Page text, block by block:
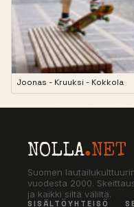
Joonas - Kruuksi - Kokkola
NOLLA.NET
Suomen
vuodesta 2000.
ja kaikki siltä väliltä.
SISÄLTÖ YHTEISÖ